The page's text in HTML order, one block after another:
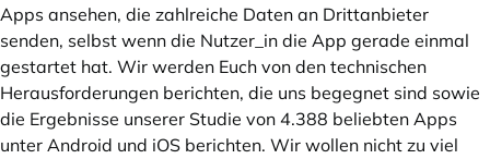
Apps ansehen, die zahlreiche Daten an Drittanbieter
senden, selbst wenn die Nutzer_in die App gerade einmal
gestartet hat. Wir werden Euch von den technischen
Herausforderungen berichten, die uns begegnet sind sowie
die Ergebnisse unserer Studie von 4.388 beliebten Apps
unter Android und iOS berichten. Wir wollen nicht zu viel